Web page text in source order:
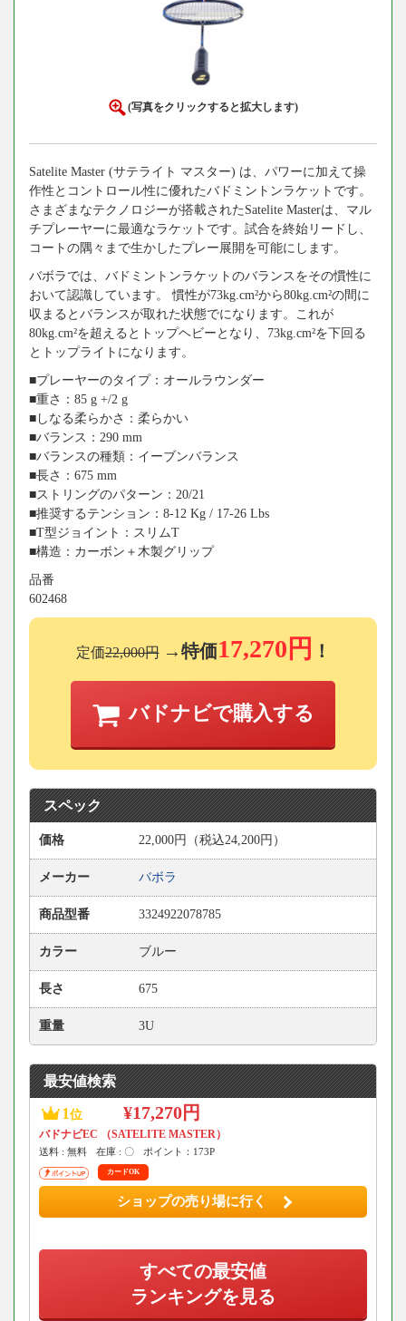
(写真をクリックすると拡大します)
Satelite Master (サテライト マスター) は、パワーに加えて操
作性とコントロール性に優れたバドミントンラケットです。
さまざまなテクノロジーが搭載されたSatelite Masterは、マル
チプレーヤーに最適なラケットです。試合を終始リードし、
コートの隅々まで生かしたプレー展開を可能にします。
バボラでは、バドミントンラケットのバランスをその慣性に
おいて認識しています。 慣性が73kg.cm²から80kg.cm²の間に
収まるとバランスが取れた状態でになります。これが
80kg.cm²を超えるとトップヘビーとなり、73kg.cm²を下回る
とトップライトになります。
■プレーヤーのタイプ：オールラウンダー
■重さ：85 g +/2 g
■しなる柔らかさ：柔らかい
■バランス：290 mm
■バランスの種類：イーブンバランス
■長さ：675 mm
■ストリングのパターン：20/21
■推奨するテンション：8-12 Kg / 17-26 Lbs
■T型ジョイント：スリムT
■構造：カーボン＋木製グリップ
品番
602468
定価22,000円 →特価17,270円 ！
バドナビで購入する
スペック
価格 22,000円（税込24,200円）
メーカー バボラ
商品型番 3324922078785
カラー ブルー
長さ 675
重量 3U
最安値検索
1位 ¥17,270円
バドナビEC （SATELITE MASTER）
送料 : 無料 在庫 : 〇 ポイント：173P
カードOK
ショップの売り場に行く
すべての最安値
ランキングを見る